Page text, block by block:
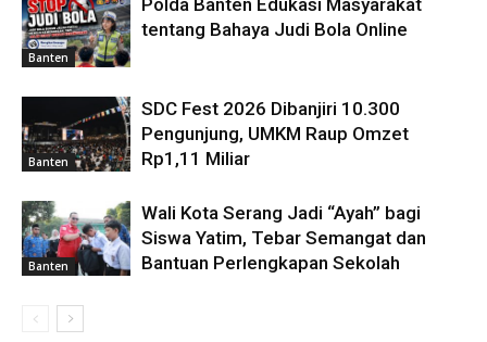
Banten
tentang Bahaya Judi Bola Online
Banten
SDC Fest 2026 Dibanjiri 10.300
Pengunjung, UMKM Raup Omzet
Rp1,11 Miliar
Banten
Wali Kota Serang Jadi “Ayah” bagi
Siswa Yatim, Tebar Semangat dan
Bantuan Perlengkapan Sekolah